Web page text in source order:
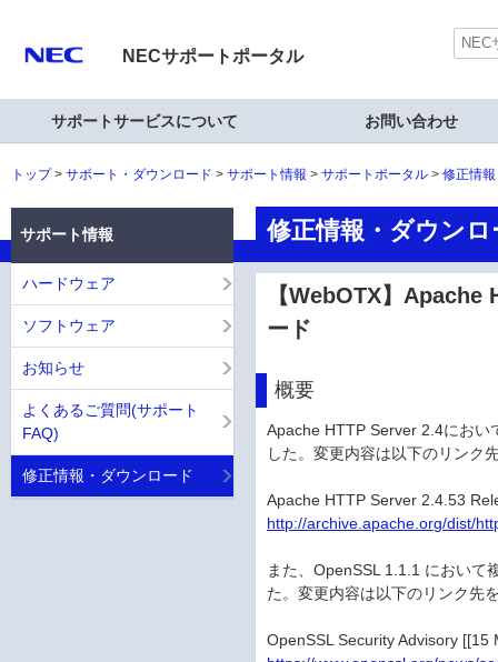
NECサポートポータル
サポートサービスについて お問い合わせ
トップ サポート・ダウンロード サポート情報 サポートポータル 修正情
修正情報・ダウンロ
【WebOTX】
ード
概要
Apache HTTP Server 2.4におい
した。変更内容は以下のリンク
Apache HTTP Server 2.4.53
http://archive.apache.org/dist/
また、OpenSSL 1.1.1 において
た。変更内容は以下のリンク先
OpenSSL Security Advisory [[15
サポート情報
ハードウェア
ソフトウェア
お知らせ
よくあるご質問(サポート
FAQ)
修正情報・ダウンロード